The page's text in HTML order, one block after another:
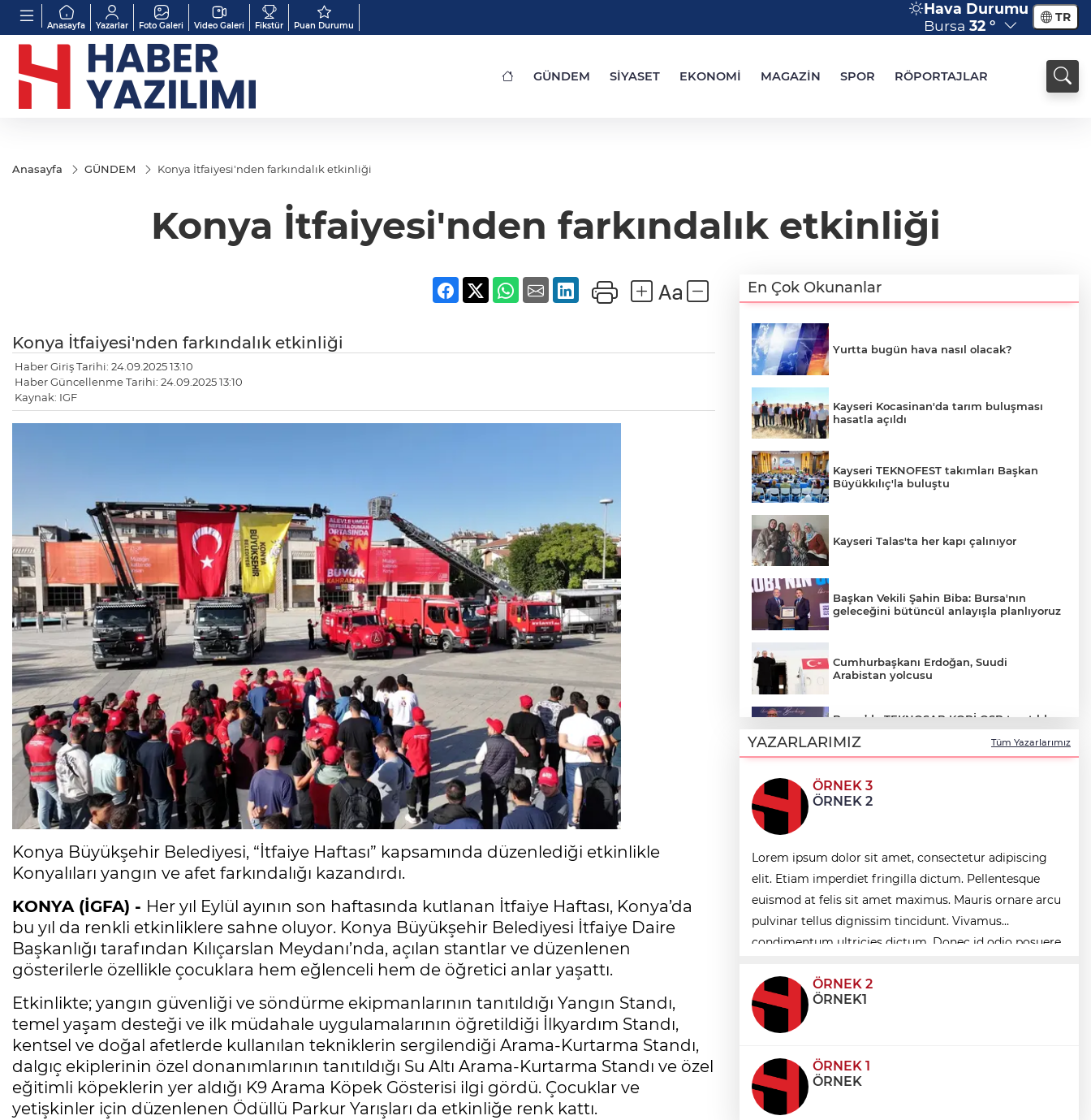
Anasayfa Yazarlar Foto Galeri Video Galeri Fikstür Puan Durumu
Hava Durumu
Bursa 32 ° TR
GÜNDEM SİYASET EKONOMİ MAGAZİN SPOR RÖPORTAJLAR
Anasayfa GÜNDEM Konya İtfaiyesi'nden farkındalık etkinliği
Konya İtfaiyesi'nden farkındalık etkinliği
Konya İtfaiyesi'nden farkındalık etkinliği
Haber Giriş Tarihi: 24.09.2025 13:10
Haber Güncellenme Tarihi: 24.09.2025 13:10
Kaynak: IGF
Konya Büyükşehir Belediyesi, “İtfaiye Haftası” kapsamında düzenlediği etkinlikle
Konyalıları yangın ve afet farkındalığı kazandırdı.
KONYA (İGFA) - Her yıl Eylül ayının son haftasında kutlanan İtfaiye Haftası, Konya’da
bu yıl da renkli etkinliklere sahne oluyor. Konya Büyükşehir Belediyesi İtfaiye Daire
Başkanlığı tarafından Kılıçarslan Meydanı’nda, açılan stantlar ve düzenlenen
gösterilerle özellikle çocuklara hem eğlenceli hem de öğretici anlar yaşattı.
Etkinlikte; yangın güvenliği ve söndürme ekipmanlarının tanıtıldığı Yangın Standı,
temel yaşam desteği ve ilk müdahale uygulamalarının öğretildiği İlkyardım Standı,
kentsel ve doğal afetlerde kullanılan tekniklerin sergilendiği Arama-Kurtarma Standı,
dalgıç ekiplerinin özel donanımlarının tanıtıldığı Su Altı Arama-Kurtarma Standı ve özel
eğitimli köpeklerin yer aldığı K9 Arama Köpek Gösterisi ilgi gördü. Çocuklar ve
yetişkinler için düzenlenen Ödüllü Parkur Yarışları da etkinliğe renk kattı.
En Çok Okunanlar
Yurtta bugün hava nasıl olacak?
Kayseri Kocasinan'da tarım buluşması
hasatla açıldı
Kayseri TEKNOFEST takımları Başkan
Büyükkılıç'la buluştu
Kayseri Talas'ta her kapı çalınıyor
Başkan Vekili Şahin Biba: Bursa'nın
geleceğini bütüncül anlayışla planlıyoruz
Cumhurbaşkanı Erdoğan, Suudi
Arabistan yolcusu
Bursa’da TEKNOSAB KOBİ OSB tanıtıldı...
Bursa’nın kalkınma yolculuğunda yeni
dönem
Kocaeli Darıca’ya Büyükşehir'den modern
ulaşım yatırımı
Türkiye, bölgesel güvenlik ve Gazze
mesajı
Yakıt barcı filosuna iki yeni gemi
YAZARLARIMIZ Tüm Yazarlarımız
ÖRNEK 3
ÖRNEK 2
Lorem ipsum dolor sit amet, consectetur adipiscing
elit. Etiam imperdiet fringilla dictum. Pellentesque
euismod at felis sit amet maximus. Mauris ornare arcu
pulvinar tellus dignissim tincidunt. Vivamus
condimentum ultricies dictum. Donec id odio posuere,
ÖRNEK 2
ÖRNEK1
ÖRNEK 1
ÖRNEK